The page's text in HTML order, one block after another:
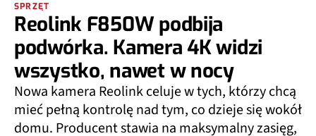
SPRZĘT
Reolink F850W podbija
podwórka. Kamera 4K widzi
wszystko, nawet w nocy
Nowa kamera Reolink celuje w tych, którzy chcą
mieć pełną kontrolę nad tym, co dzieje się wokół
domu. Producent stawia na maksymalny zasięg,